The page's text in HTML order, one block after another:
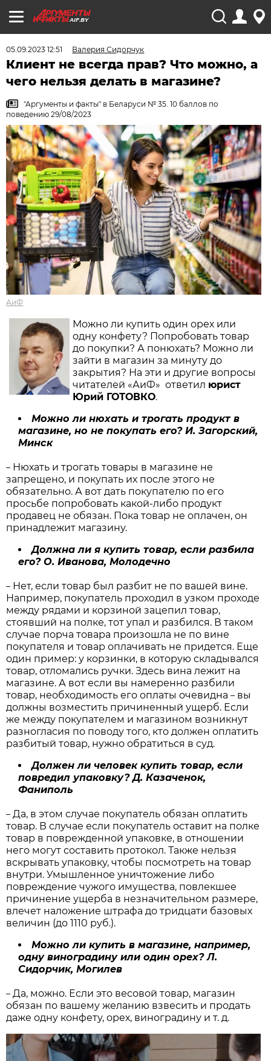
AIF.BY
05.09.2023 12:51 Валерия Сидорчук
Клиент не всегда прав? Что можно, а
чего нельзя делать в магазине?
"Аргументы и факты" в Беларуси № 35. 10 баллов по
поведению 29/08/2023
АиФ
Можно ли купить один орех или
одну конфету? Попробовать товар
до покупки? А понюхать? Можно ли
зайти в магазин за минуту до
закрытия? На эти и другие вопросы
читателей «АиФ» ответил юрист
Юрий ГОТОВКО.
Можно ли нюхать и трогать продукт в
магазине, но не покупать его? И. Загорский,
Минск
– Нюхать и трогать товары в магазине не
запрещено, и покупать их после этого не
обязательно. А вот дать покупателю по его
просьбе попробовать какой-либо продукт
продавец не обязан. Пока товар не оплачен, он
принадлежит магазину.
Должна ли я купить товар, если разбила
его? О. Иванова, Молодечно
– Нет, если товар был разбит не по вашей вине.
Например, покупатель проходил в узком проходе
между рядами и корзиной зацепил товар,
стоявший на полке, тот упал и разбился. В таком
случае порча товара произошла не по вине
покупателя и товар оплачивать не придется. Еще
один пример: у корзинки, в которую складывался
товар, отломались ручки. Здесь вина лежит на
магазине. А вот если вы намеренно разбили
товар, необходимость его оплаты очевидна– вы
должны возместить причиненный ущерб. Если
же между покупателем и магазином возникнут
разногласия по поводу того, кто должен оплатить
разбитый товар, нужно обратиться в суд.
Должен ли человек купить товар, если
повредил упаковку? Д. Казаченок,
Фаниполь
– Да, в этом случае покупатель обязан оплатить
товар. В случае если покупатель оставит на полке
товар в поврежденной упаковке, в отношении
него могут составить протокол. Также нельзя
вскрывать упаковку, чтобы посмотреть на товар
внутри. Умышленное уничтожение либо
повреждение чужого имущества, повлекшее
причинение ущерба в незначительном размере,
влечет наложение штрафа до тридцати базовых
величин (до 1110 руб.).
Можно ли купить в магазине, например,
одну виноградину или один орех? Л.
Сидорчик, Могилев
– Да, можно. Если это весовой товар, магазин
обязан по вашему желанию взвесить и продать
даже одну конфету, орех, виноградину и т. д.